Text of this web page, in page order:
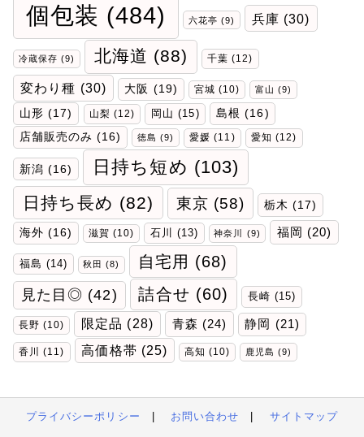
個包装 (484) 六花亭 (9) 兵庫 (30)
冷蔵保存 (9) 北海道 (88) 千葉 (12)
変わり種 (30) 大阪 (19) 宮城 (10) 富山 (9)
山形 (17) 山梨 (12) 岡山 (15) 島根 (16)
店舗販売のみ (16) 徳島 (9) 愛媛 (11) 愛知 (12)
新潟 (16) 日持ち短め (103)
日持ち長め (82) 東京 (58) 栃木 (17)
海外 (16) 滋賀 (10) 石川 (13) 神奈川 (9) 福岡 (20)
福島 (14) 秋田 (8) 自宅用 (68)
見た目◎ (42) 詰合せ (60) 長崎 (15)
長野 (10) 限定品 (28) 青森 (24) 静岡 (21)
香川 (11) 高価格帯 (25) 高知 (10) 鹿児島 (9)
プライバシーポリシー お問い合わせ サイトマップ